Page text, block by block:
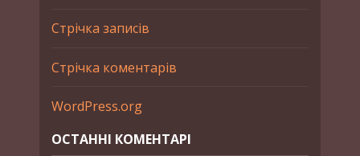
Стрічка записів
Стрічка коментарів
WordPress.org
ОСТАННІ КОМЕНТАРІ